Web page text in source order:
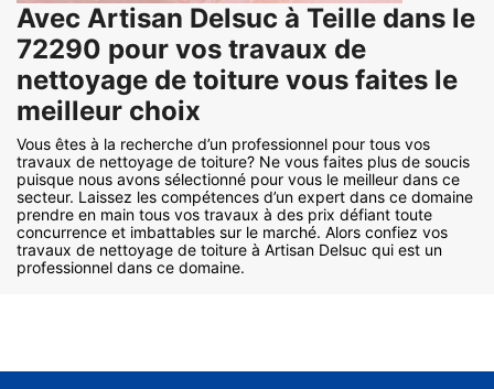
Avec Artisan Delsuc à Teille dans le
72290 pour vos travaux de
nettoyage de toiture vous faites le
meilleur choix
Vous êtes à la recherche d’un professionnel pour tous vos
travaux de nettoyage de toiture? Ne vous faites plus de soucis
puisque nous avons sélectionné pour vous le meilleur dans ce
secteur. Laissez les compétences d’un expert dans ce domaine
prendre en main tous vos travaux à des prix défiant toute
concurrence et imbattables sur le marché. Alors confiez vos
travaux de nettoyage de toiture à Artisan Delsuc qui est un
professionnel dans ce domaine.